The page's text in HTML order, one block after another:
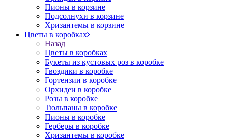
Пионы в корзине
Подсолнухи в корзине
Хризантемы в корзине
Цветы в коробках
Назад
Цветы в коробках
Букеты из кустовых роз в коробке
Гвоздики в коробке
Гортензии в коробке
Орхидеи в коробке
Розы в коробке
Тюльпаны в коробке
Пионы в коробке
Герберы в коробке
Хризантемы в коробке